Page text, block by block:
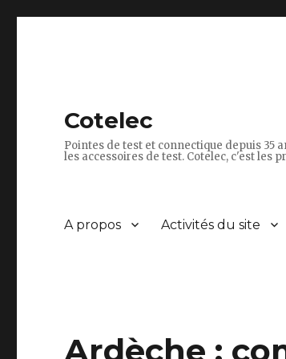
Cotelec
Pointes de test et connectique depuis 35
les accessoires de test. Cotelec, c'est
A propos Activités du site
Ardèche :